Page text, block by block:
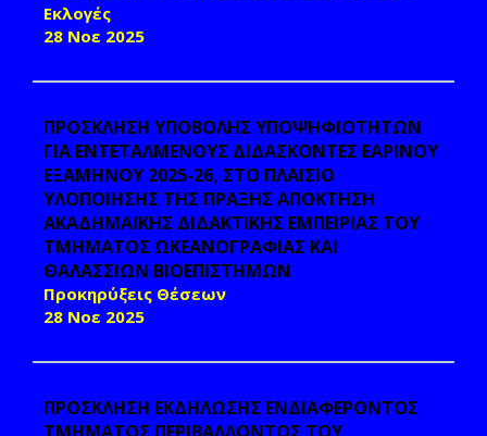
Εκλογές
28 Νοε 2025
ΠΡΟΣΚΛΗΣΗ ΥΠΟΒΟΛΗΣ ΥΠΟΨΗΦΙΟΤΗΤΩΝ
ΓΙΑ ΕΝΤΕΤΑΛΜΕΝΟΥΣ ΔΙΔΑΣΚΟΝΤΕΣ ΕΑΡΙΝΟΥ
ΕΞΑΜΗΝΟΥ 2025-26, ΣΤΟ ΠΛΑΙΣΙΟ
ΥΛΟΠΟΙΗΣΗΣ ΤΗΣ ΠΡΑΞΗΣ ΑΠΟΚΤΗΣΗ
ΑΚΑΔΗΜΑΪΚΗΣ ΔΙΔΑΚΤΙΚΗΣ ΕΜΠΕΙΡΙΑΣ ΤΟΥ
ΤΜΗΜΑΤΟΣ ΩΚΕΑΝΟΓΡΑΦΙΑΣ ΚΑΙ
ΘΑΛΑΣΣΙΩΝ ΒΙΟΕΠΙΣΤΗΜΩΝ
Προκηρύξεις Θέσεων
28 Νοε 2025
ΠΡΟΣΚΛΗΣΗ ΕΚΔΗΛΩΣΗΣ ΕΝΔΙΑΦΕΡΟΝΤΟΣ